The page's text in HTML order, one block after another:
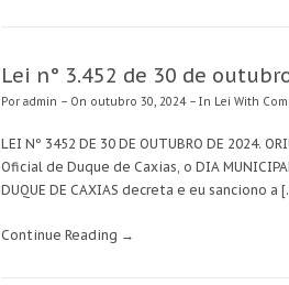
Lei n° 3.452 de 30 de
Por admin – On outubro 30, 2024 – In Lei With
LEI Nº 3452 DE 30 DE OUTUBRO DE 2024.
Oficial de Duque de Caxias, o DIA MUNICIPAL
DUQUE DE CAXIAS decreta e eu sanciono a
Continue Reading →